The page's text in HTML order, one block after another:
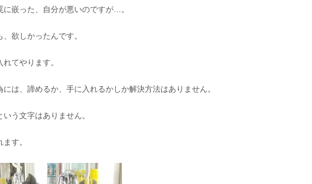
に嵌った、自分が悪いのですが…。
欲しかったんです。
てやります。
は、諦めるか、手に入れるかしか解決方法はありません。
う文字はありません。
す。